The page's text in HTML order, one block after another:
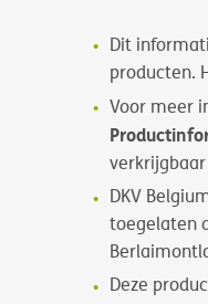
Dit
producten.
Voor meer
verkrijgbaar
DKV
toegelaten
Deze